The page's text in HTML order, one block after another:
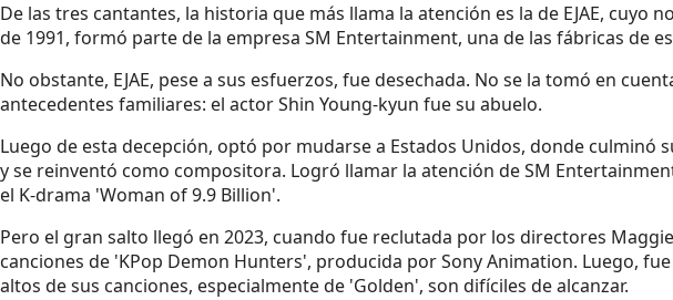
De las tres cantantes, la historia que más llama la atención es la de EJAE, cuyo
de 1991, formó parte de la empresa SM Entertainment, una de las fábricas de
No obstante, EJAE, pese a sus esfuerzos, fue desechada. No se la tomó en
antecedentes familiares: el actor Shin Young-kyun fue su abuelo.
Luego de esta decepción, optó por mudarse a Estados Unidos, donde culminó
y se reinventó como compositora. Logró llamar la atención de SM
el K-drama 'Woman of 9.9 Billion'.
Pero el gran salto llegó en 2023, cuando fue reclutada por los directores
canciones de 'KPop Demon Hunters', producida por Sony Animation. Luego,
altos de sus canciones, especialmente de 'Golden', son difíciles de alcanzar.